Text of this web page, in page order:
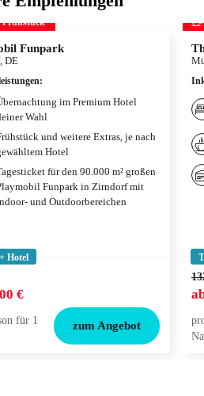
Frühstück
Funpark
DE
:
im Premium Hotel
Wahl
und weitere Extras, je nach
Hotel
für den 90.000 m² großen
Funpark in Zirndorf mit
und Outdoorbereichen
Hotel
€
für 1
zum Angebot